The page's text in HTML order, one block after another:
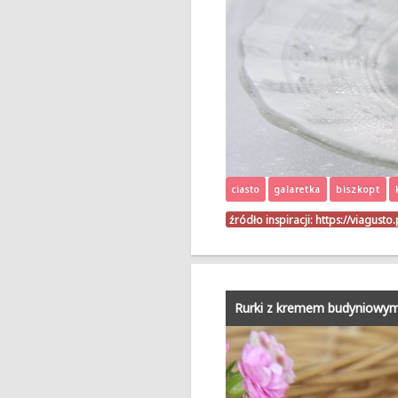
ciasto galaretka biszkopt
źródło inspiracji: https://
Rurki z kremem